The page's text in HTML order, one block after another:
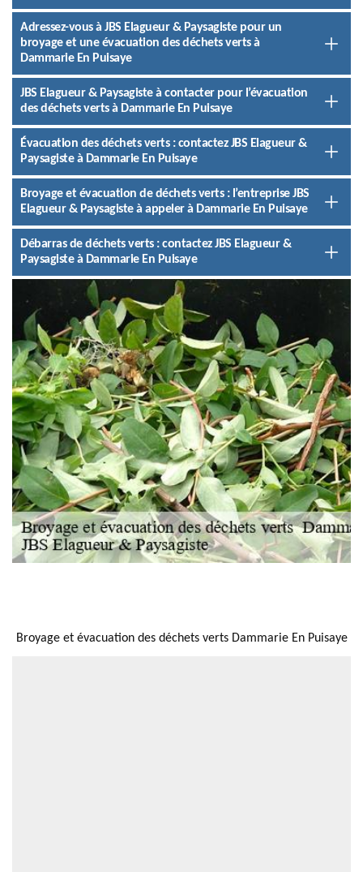
Adressez-vous à JBS Elagueur & Paysagiste pour un
broyage et une évacuation des déchets verts à
Dammarie En Puisaye
JBS Elagueur & Paysagiste à contacter pour l’évacuation
des déchets verts à Dammarie En Puisaye
Évacuation des déchets verts : contactez JBS Elagueur &
Paysagiste à Dammarie En Puisaye
Broyage et évacuation de déchets verts : l’entreprise JBS
Elagueur & Paysagiste à appeler à Dammarie En Puisaye
Débarras de déchets verts : contactez JBS Elagueur &
Paysagiste à Dammarie En Puisaye
Broyage et évacuation des déchets verts Dammarie En Puisaye